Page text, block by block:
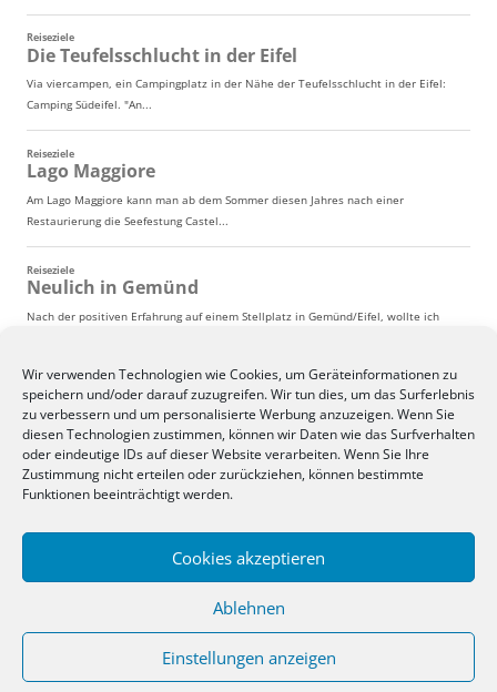
Wir verwenden Technologien wie Cookies, um Geräteinformationen zu
speichern und/oder darauf zuzugreifen. Wir tun dies, um das Surferlebnis
zu verbessern und um personalisierte Werbung anzuzeigen. Wenn Sie
diesen Technologien zustimmen, können wir Daten wie das Surfverhalten
oder eindeutige IDs auf dieser Website verarbeiten. Wenn Sie Ihre
Zustimmung nicht erteilen oder zurückziehen, können bestimmte
Funktionen beeinträchtigt werden.
Cookies akzeptieren
Ablehnen
Einstellungen anzeigen